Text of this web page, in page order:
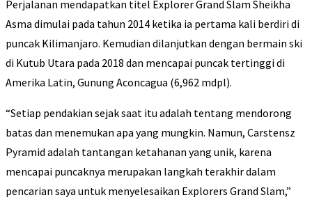
Perjalanan mendapatkan titel Explorer Grand Slam Sheikha
Asma dimulai pada tahun 2014 ketika ia pertama kali berdiri di
puncak Kilimanjaro. Kemudian dilanjutkan dengan bermain ski
di Kutub Utara pada 2018 dan mencapai puncak tertinggi di
Amerika Latin, Gunung Aconcagua (6,962 mdpl).
“Setiap pendakian sejak saat itu adalah tentang mendorong
batas dan menemukan apa yang mungkin. Namun, Carstensz
Pyramid adalah tantangan ketahanan yang unik, karena
mencapai puncaknya merupakan langkah terakhir dalam
pencarian saya untuk menyelesaikan Explorers Grand Slam,”